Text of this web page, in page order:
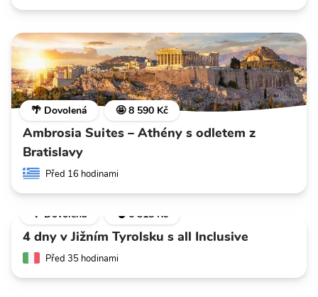
🌴 Dovolená 🤩 8 590 Kč
Ambrosia Suites – Athény s odletem z
Bratislavy
Před 16 hodinami
🌴 Dovolená 💣 6 318 Kč
4 dny v Jižním Tyrolsku s all Inclusive
Před 35 hodinami